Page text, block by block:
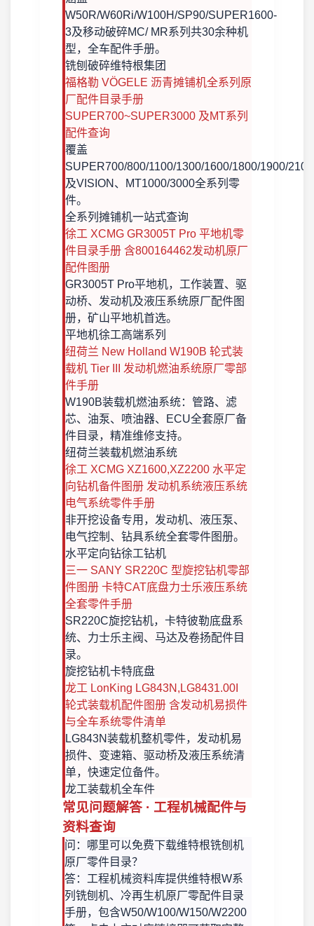
W50R/W60Ri/W100H/SP90/SUPER1600-
3及移动破碎MC/ MR系列共30余种机
型，全车配件手册。
铣刨破碎维特根集团
福格勒 VÖGELE 沥青摊铺机全系列原
厂配件目录手册
SUPER700~SUPER3000 及MT系列
配件查询
覆盖
SUPER700/800/1100/1300/1600/1800/1900/
及VISION、MT1000/3000全系列零
件。
全系列摊铺机一站式查询
徐工 XCMG GR3005T Pro 平地机零
件目录手册 含800164462发动机原厂
配件图册
GR3005T Pro平地机，工作装置、驱
动桥、发动机及液压系统原厂配件图
册，矿山平地机首选。
平地机徐工高端系列
纽荷兰 New Holland W190B 轮式装
载机 Tier III 发动机燃油系统原厂零部
件手册
W190B装载机燃油系统：管路、滤
芯、油泵、喷油器、ECU全套原厂备
件目录，精准维修支持。
纽荷兰装载机燃油系统
徐工 XCMG XZ1600,XZ2200 水平定
向钻机备件图册 发动机系统液压系统
电气系统零件手册
非开挖设备专用，发动机、液压泵、
电气控制、钻具系统全套零件图册。
水平定向钻徐工钻机
三一 SANY SR220C 型旋挖钻机零部
件图册 卡特CAT底盘力士乐液压系统
全套零件手册
SR220C旋挖钻机，卡特彼勒底盘系
统、力士乐主阀、马达及卷扬配件目
录。
旋挖钻机卡特底盘
龙工 LonKing LG843N,LG8431.00I
轮式装载机配件图册 含发动机易损件
与全车系统零件清单
LG843N装载机整机零件，发动机易
损件、变速箱、驱动桥及液压系统清
单，快速定位备件。
龙工装载机全车件
常见问题解答 · 工程机械配件与
资料查询
问：哪里可以免费下载维特根铣刨机
原厂零件目录？
答：工程机械资料库提供维特根W系
列铣刨机、冷再生机原厂零配件目录
手册，包含W50/W100/W150/W2200